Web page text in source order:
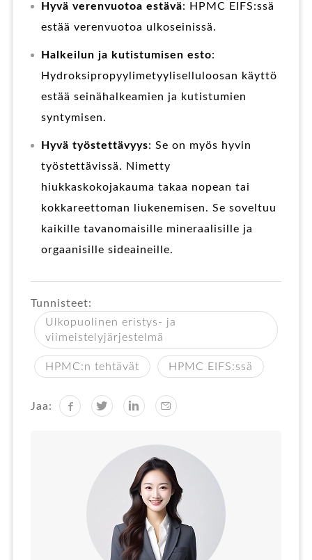
Hyvä verenvuotoa estävä: HPMC EIFS:ssä
estää verenvuotoa ulkoseinissä.
Halkeilun ja kutistumisen esto:
Hydroksipropyylimetyyliselluloosan käyttö
estää seinähalkeamien ja kutistumien
syntymisen.
Hyvä työstettävyys: Se on myös hyvin
työstettävissä. Nimetty
hiukkaskokojakauma takaa nopean tai
kokkareettoman liukenemisen. Se soveltuu
kaikille tavanomaisille mineraalisille ja
orgaanisille sideaineille.
Tunnisteet:
Ulkopuolinen eristys- ja
viimeistelyjärjestelmä
HPMC:n tehtävät HPMC EIFS:ssä
Jaa: